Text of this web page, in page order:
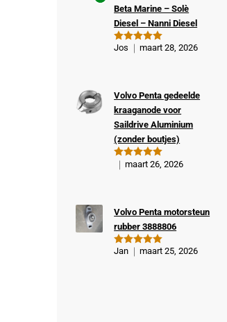
Gewaardeer
Beta Marine – Solè
Diesel – Nanni Diesel
Jos maart 28, 2026
Gewaardeer
Volvo Penta gedeelde
kraaganode voor
Saildrive Aluminium
(zonder boutjes)
maart 26, 2026
Gewaardeer
Volvo Penta motorsteun
rubber 3888806
Jan maart 25, 2026